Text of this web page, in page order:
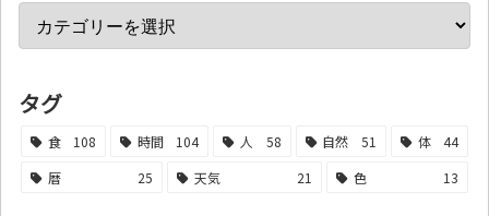
タグ
食 108 時間 104 人 58 自然 51 体
44
暦
25 天気 21 色 13